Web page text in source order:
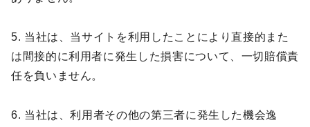
5. 当社は、当サイトを利用したことにより直接的また
は間接的に利用者に発生した損害について、一切賠償責
任を負いません。
6. 当社は、利用者その他の第三者に発生した機会逸